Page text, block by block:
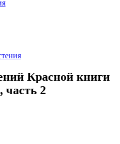
Красной книги
2